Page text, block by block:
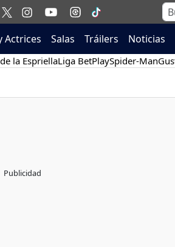
Actrices Salas Tráilers Noticias
la EspriellaLiga BetPlaySpider-Man